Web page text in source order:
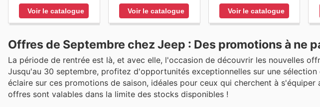
Voir le catalogue Voir le catalogue Voir le catalogue
Offres de Septembre chez Jeep : Des promotions à ne
La période de rentrée est là, et avec elle, l'occasion de découvrir les nouvelles
Jusqu'au 30 septembre, profitez d'opportunités exceptionnelles sur une
éclaire sur ces promotions de saison, idéales pour ceux qui cherchent à
offres sont valables dans la limite des stocks disponibles !